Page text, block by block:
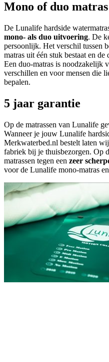
Mono of duo matras
De Lunalife hardside
mono- als duo uitvoering. De
persoonlijk. Het verschil tussen
matras uit één stuk bestaat en
Een duo-matras is noodzakelijk
verschillen en voor mensen die
bepalen.
5 jaar garantie
Op de matrassen van Lunalife
Wanneer je jouw Lunalife
Merkwaterbed.nl bestelt laten
fabriek bij je thuisbezorgen. Op
matrassen tegen een zeer
voor de Lunalife mono-matras